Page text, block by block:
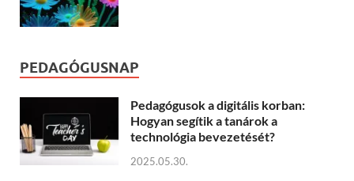
PEDAGÓGUSNAP
Pedagógusok a digitális korban:
Hogyan segítik a tanárok a
technológia bevezetését?
2025.05.30.